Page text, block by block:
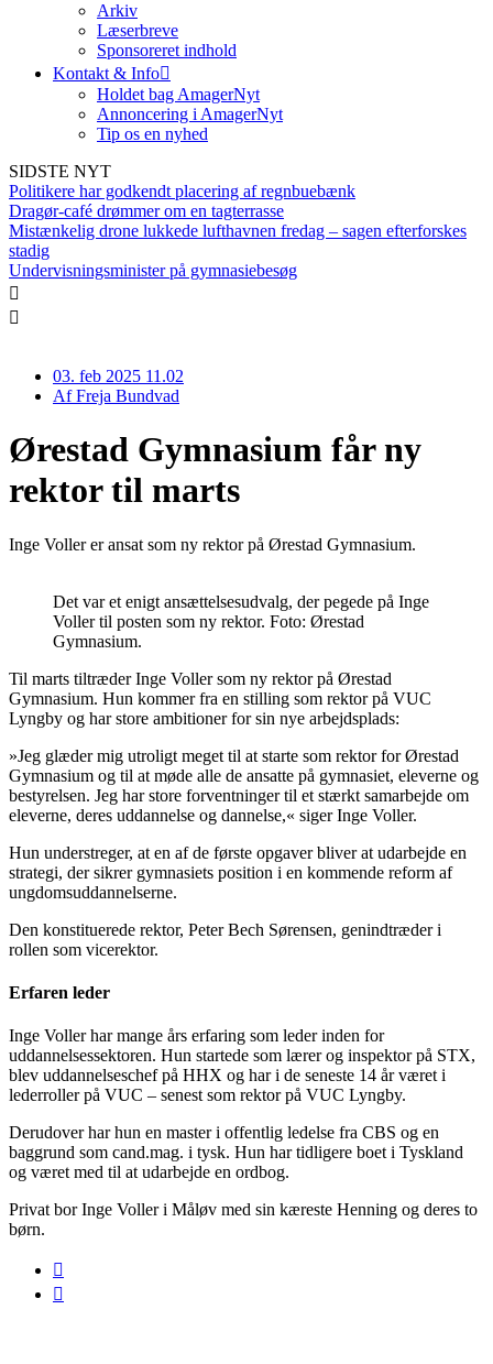
Arkiv
Læserbreve
Sponsoreret indhold
Kontakt & Info
Holdet bag AmagerNyt
Annoncering i AmagerNyt
Tip os en nyhed
SIDSTE NYT
Politikere har godkendt placering af regnbuebænk
Dragør-café drømmer om en tagterrasse
Mistænkelig drone lukkede lufthavnen fredag – sagen efterforskes
stadig
Undervisningsminister på gymnasiebesøg
03. feb 2025 11.02
AfFreja Bundvad
Ørestad Gymnasium får ny
rektor til marts
Inge Voller er ansat som ny rektor på Ørestad Gymnasium.
Det var et enigt ansættelsesudvalg, der pegede på Inge
Voller til posten som ny rektor. Foto: Ørestad
Gymnasium.
Til marts tiltræder Inge Voller som ny rektor på Ørestad
Gymnasium. Hun kommer fra en stilling som rektor på VUC
Lyngby og har store ambitioner for sin nye arbejdsplads:
»Jeg glæder mig utroligt meget til at starte som rektor for Ørestad
Gymnasium og til at møde alle de ansatte på gymnasiet, eleverne og
bestyrelsen. Jeg har store forventninger til et stærkt samarbejde om
eleverne, deres uddannelse og dannelse,« siger Inge Voller.
Hun understreger, at en af de første opgaver bliver at udarbejde en
strategi, der sikrer gymnasiets position i en kommende reform af
ungdomsuddannelserne.
Den konstituerede rektor, Peter Bech Sørensen, genindtræder i
rollen som vicerektor.
Erfaren leder
Inge Voller har mange års erfaring som leder inden for
uddannelsessektoren. Hun startede som lærer og inspektor på STX,
blev uddannelseschef på HHX og har i de seneste 14 år været i
lederroller på VUC – senest som rektor på VUC Lyngby.
Derudover har hun en master i offentlig ledelse fra CBS og en
baggrund som cand.mag. i tysk. Hun har tidligere boet i Tyskland
og været med til at udarbejde en ordbog.
Privat bor Inge Voller i Måløv med sin kæreste Henning og deres to
børn.